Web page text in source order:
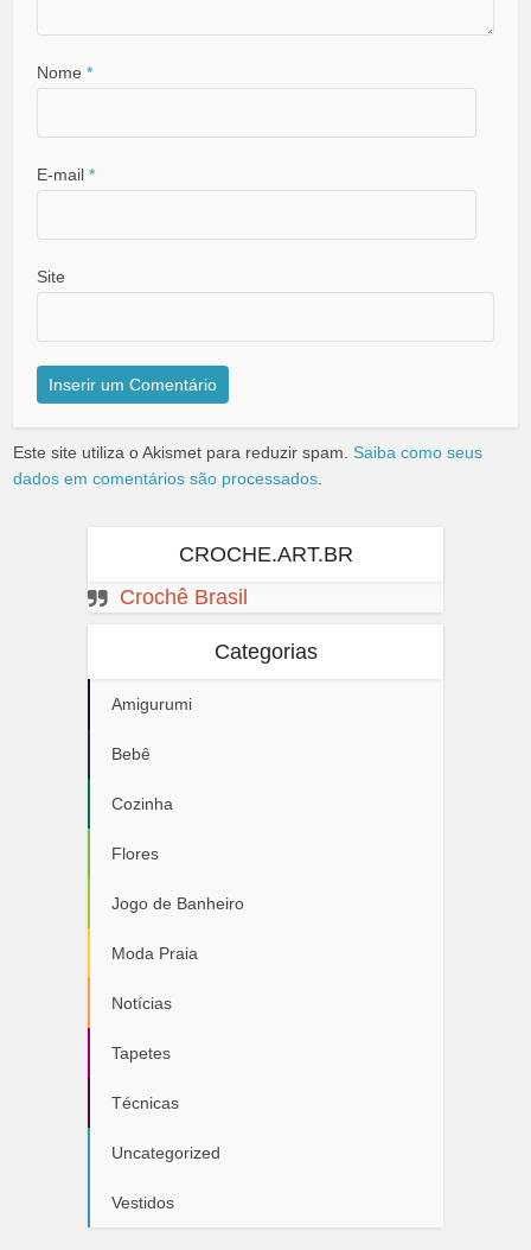
Nome*
E-mail*
Site
Este site utiliza o Akismet para reduzir spam.Saiba como seus
dados em comentários são processados
CROCHE.ART.BR
Crochê Brasil
Categorias
Amigurumi
Bebê
Cozinha
Flores
Jogo de Banheiro
Moda Praia
Notícias
Tapetes
Técnicas
Uncategorized
Vestidos